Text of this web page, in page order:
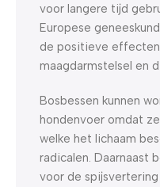
voor langere tijd
Europese
de positieve
maagdarmstelsel en
Bosbessen kunnen
hondenvoer omdat
welke het lichaam
radicalen. Daarnaast
voor de spijsvertering